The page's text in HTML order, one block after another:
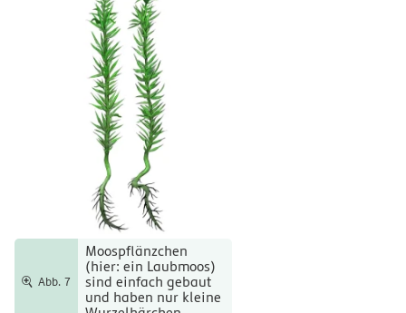
Abb. 7
Moospflänzchen
(hier: ein Laubmoos)
sind einfach gebaut
und haben nur kleine